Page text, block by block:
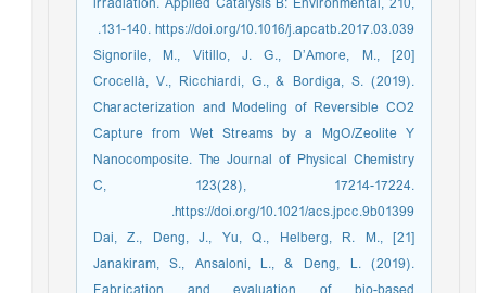
131-140. https://doi.org/10.1016/j.apcatb.2017.03.039.
[20] Signorile, M., Vitillo, J. G., D’Amore, M.,
Crocellà, V., Ricchiardi, G., & Bordiga, S. (2019).
Characterization and Modeling of Reversible CO2
Capture from Wet Streams by a MgO/Zeolite Y
Nanocomposite. The Journal of Physical Chemistry
C, 123(28), 17214-17224.
https://doi.org/10.1021/acs.jpcc.9b01399.
[21] Dai, Z., Deng, J., Yu, Q., Helberg, R. M.,
Janakiram, S., Ansaloni, L., & Deng, L. (2019).